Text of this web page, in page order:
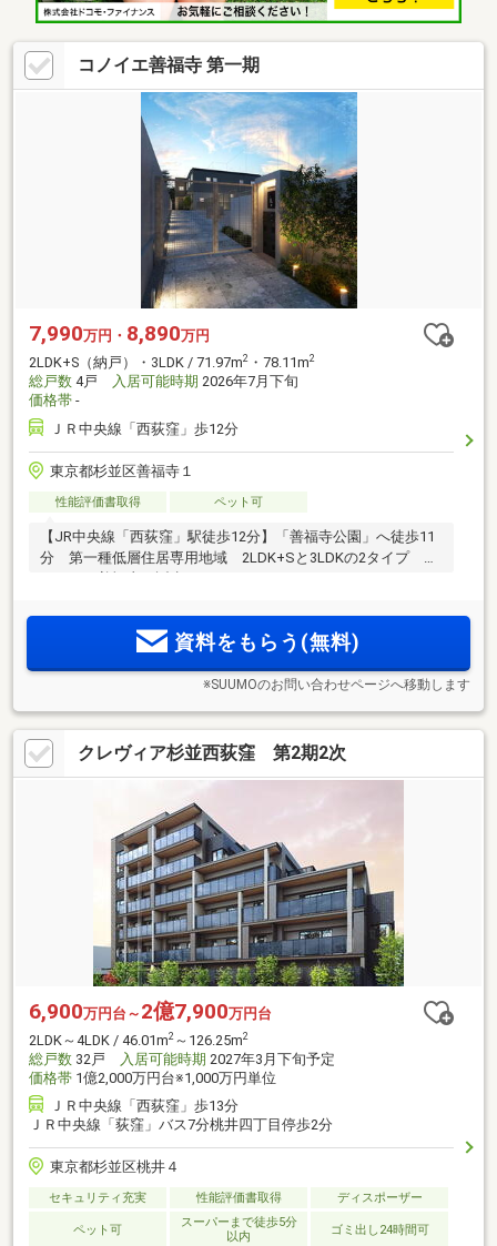
コノイエ善福寺 第一期
7,990万円・ 8,890万円
2LDK+S（納戸）・3LDK / 71.97m2 ・78.11m2
総戸数 4戸 入居可能時期 2026年7月下旬
価格帯 -
ＪＲ中央線「西荻窪」歩12分
東京都杉並区善福寺１
性能評価書取得 ペット可
【JR中央線「西荻窪」駅徒歩12分】「善福寺公園」へ徒歩11
分 第一種低層住居専用地域 2LDK+Sと3LDKの2タイプ ＜
コノイエ善福寺＞誕生
資料をもらう(無料)
※SUUMOのお問い合わせページへ移動します
クレヴィア杉並西荻窪 第2期2次
6,900万円台～ 2億7,900万円台
2LDK～4LDK / 46.01m2 ～126.25m2
総戸数 32戸 入居可能時期 2027年3月下旬予定
価格帯 1億2,000万円台※1,000万円単位
ＪＲ中央線「西荻窪」歩13分
ＪＲ中央線「荻窪」バス7分桃井四丁目停歩2分
東京都杉並区桃井４
セキュリティ充実 性能評価書取得 ディスポーザー
ペット可
スーパーまで徒歩5分
以内
ゴミ出し24時間可